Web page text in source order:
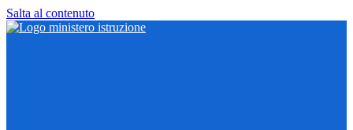
Salta al contenuto